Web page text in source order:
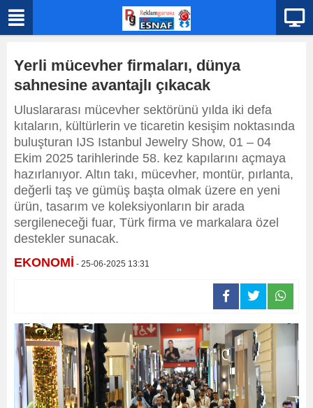
Yerli mücevher firmaları, dünya
sahnesine avantajlı çıkacak
​​​​​​​Uluslararası mücevher sektörünü yılda iki defa
kıtaların, kültürlerin ve ticaretin kesişim noktasında
buluşturan IJS Istanbul Jewelry Show, 01 – 04
Ekim 2025 tarihlerinde 58. kez kapılarını açmaya
hazırlanıyor. Altın takı, mücevher, montür, pırlanta,
değerli taş ve gümüş başta olmak üzere en yeni
ürün, tasarım ve koleksiyonların bir arada
sergileneceği fuar, Türk firma ve markalara özel
destekler sunacak.
EKONOMİ - 25-06-2025 13:31